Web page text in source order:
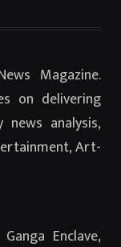
Magazine.
on delivering
analysis,
Art-
Enclave,